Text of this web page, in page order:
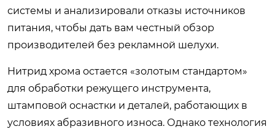
системы и анализировали отказы источников
питания, чтобы дать вам честный обзор
производителей без рекламной шелухи.
Нитрид хрома остается «золотым стандартом»
для обработки режущего инструмента,
штамповой оснастки и деталей, работающих в
условиях абразивного износа. Однако технология